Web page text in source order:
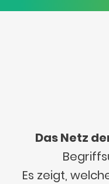
Das Netz
Es zeigt,